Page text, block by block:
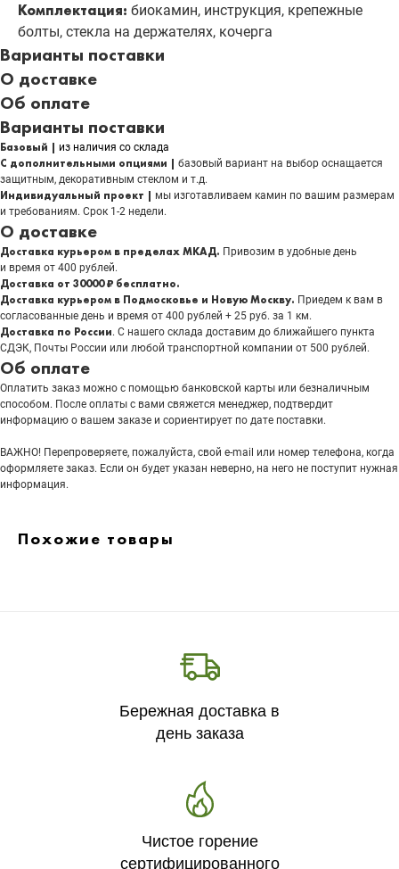
Комплектация: биокамин, инструкция, крепежные
болты, стекла на держателях, кочерга
Варианты поставки
О доставке
Об оплате
Варианты поставки
Базовый | из наличия со склада
С дополнительными опциями | базовый вариант на выбор оснащается
защитным, декоративным стеклом и т.д.
Индивидуальный проект | мы изготавливаем камин по вашим размерам
и требованиям. Срок 1-2 недели.
О доставке
Доставка курьером в пределах МКАД. Привозим в удобные день
и время от 400 рублей.
Доставка от 30000 ₽ бесплатно.
Доставка курьером в Подмосковье и Новую Москву. Приедем к вам в
согласованные день и время от 400 рублей + 25 руб. за 1 км.
Доставка по России. С нашего склада доставим до ближайшего пункта
СДЭК, Почты России или любой транспортной компании от 500 рублей.
Об оплате
Оплатить заказ можно с помощью банковской карты или безналичным
способом. После оплаты с вами свяжется менеджер, подтвердит
информацию о вашем заказе и сориентирует по дате поставки.
ВАЖНО! Перепроверяете, пожалуйста, свой e-mail или номер телефона, когда
оформляете заказ. Если он будет указан неверно, на него не поступит нужная
информация.
Похожие товары
Бережная доставка в
день заказа
Чистое горение
сертифицированного